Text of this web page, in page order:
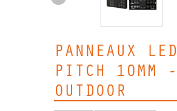
PANNEAUX LED
PITCH 10MM -
OUTDOOR